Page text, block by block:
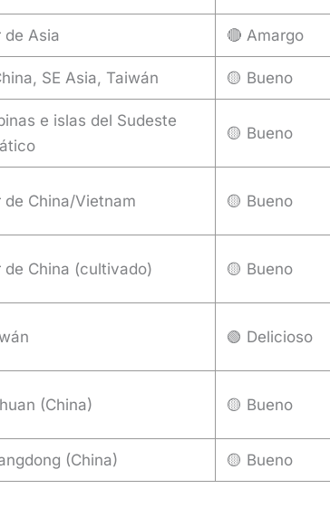
de Asia 🔴 Amargo
SE Asia, Taiwán 🟡 Bueno
e islas del Sudeste
🟡 Bueno
de China/Vietnam 🟡 Bueno
de China (cultivado) 🟡 Bueno
🟢 Delicioso
(China) 🟡 Bueno
(China) 🟡 Bueno